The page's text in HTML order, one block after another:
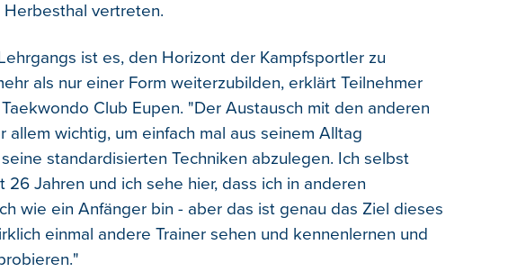
Herbesthal vertreten.
ist es, den Horizont der Kampfsportler zu
als nur einer Form weiterzubilden, erklärt Teilnehmer
Club Eupen. "Der Austausch mit den anderen
allem wichtig, um einfach mal aus seinem Alltag
standardisierten Techniken abzulegen. Ich selbst
26 Jahren und ich sehe hier, dass ich in anderen
wie ein Anfänger bin - aber das ist genau das Ziel dieses
einmal andere Trainer sehen und kennenlernen und